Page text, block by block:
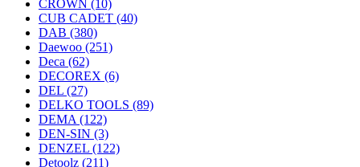
CROWN (10)
CUB CADET (40)
DAB (380)
Daewoo (251)
Deca (62)
DECOREX (6)
DEL (27)
DELKO TOOLS (89)
DEMA (122)
DEN-SIN (3)
DENZEL (122)
Detoolz (211)